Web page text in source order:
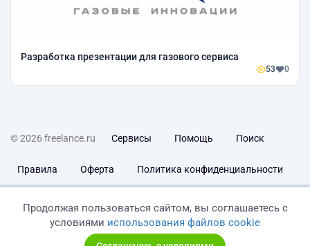
Разработка презентации для газового сервиса
53 0
© 2026 freelance.ru Сервисы Помощь Поиск
Правила Оферта Политика конфиденциальности
Продолжая пользоваться сайтом, вы соглашаетесь с
условиями использования файлов cookie